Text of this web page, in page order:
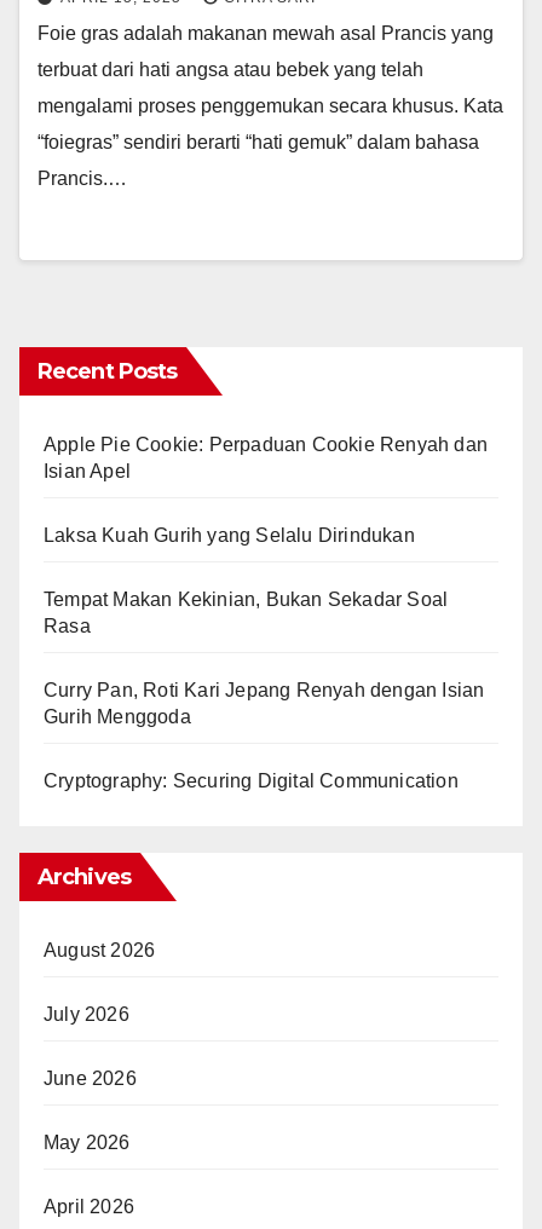
Foie gras adalah makanan mewah asal Prancis yang
terbuat dari hati angsa atau bebek yang telah
mengalami proses penggemukan secara khusus. Kata
“foiegras” sendiri berarti “hati gemuk” dalam bahasa
Prancis.…
Recent Posts
Apple Pie Cookie: Perpaduan Cookie Renyah dan
Isian Apel
Laksa Kuah Gurih yang Selalu Dirindukan
Tempat Makan Kekinian, Bukan Sekadar Soal
Rasa
Curry Pan, Roti Kari Jepang Renyah dengan Isian
Gurih Menggoda
Cryptography: Securing Digital Communication
Archives
August 2026
July 2026
June 2026
May 2026
April 2026